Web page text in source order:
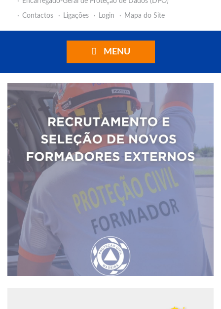
Contactos
Ligações Login Mapa do Site
MENU